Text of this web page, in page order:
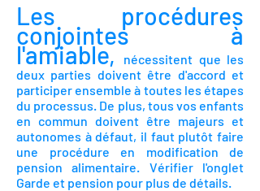
Les procédures
conjointes à
l'amiable,
nécessitent que les
deux parties doivent être d'accord et
participer ensemble à toutes les étapes
du processus. De plus, tous vos enfants
en commun doivent être majeurs et
autonomes à défaut, il faut plutôt faire
une procédure en modification de
pension alimentaire. Vérifier l'onglet
Garde et pension pour plus de détails.